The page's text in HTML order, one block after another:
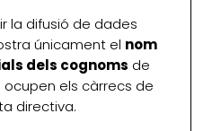
la difusió de dades
únicament el nom
dels cognoms de
els càrrecs de
directiva.